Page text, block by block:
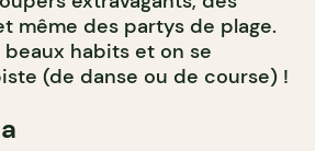
même des partys de plage.
habits et on se
(de danse ou de course) !